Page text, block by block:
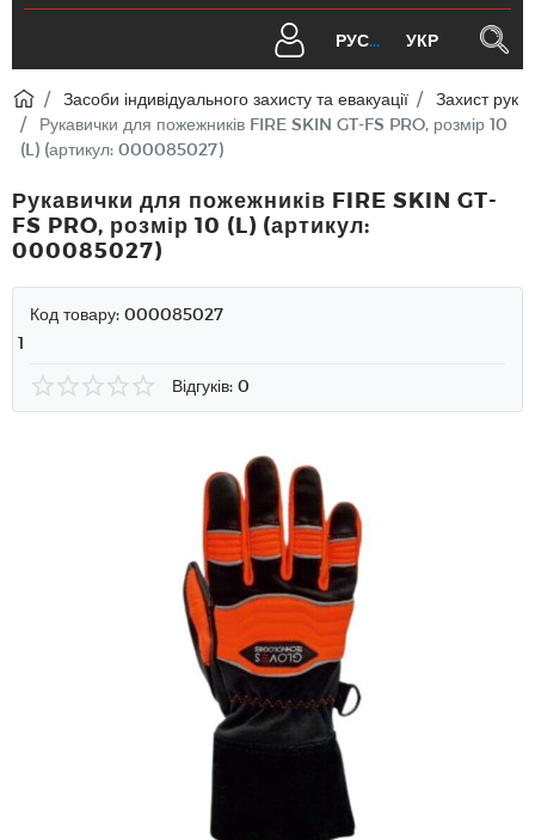
РУС УКР
Засоби індивідуального захисту та евакуації
Захист рук
Рукавички для пожежників FIRE SKIN GT-FS PRO, розмір 10
(L) (артикул: 000085027)
Рукавички для пожежників FIRE SKIN GT-
FS PRO, розмір 10 (L) (артикул:
000085027)
Код товару: 000085027
1
Відгуків: 0